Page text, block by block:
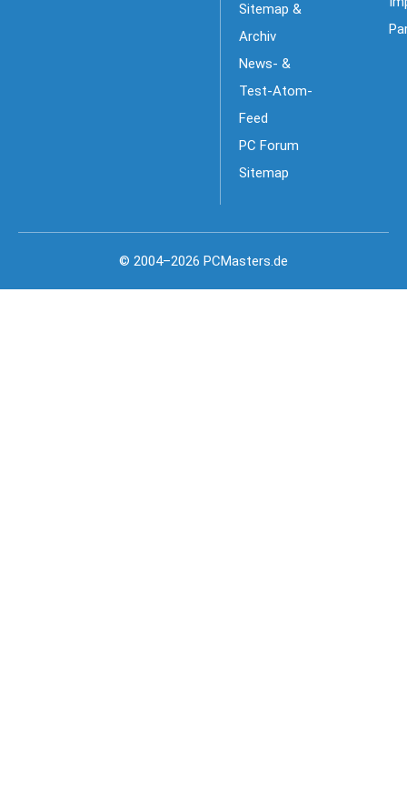
Sitemap &
Archiv
News- &
Test-Atom-
Feed
PC Forum
Sitemap
© 2004–2026 PCMasters.de